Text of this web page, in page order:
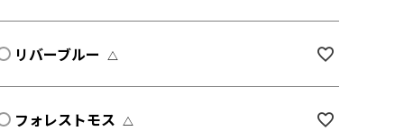
リバーブルー △
フォレストモス △